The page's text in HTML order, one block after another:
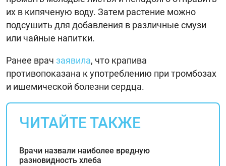
их в кипяченую воду. Затем растение можно
подсушить для добавления в различные смузи
или чайные напитки.
Ранее врач заявила, что крапива
противопоказана к употреблению при тромбозах
и ишемической болезни сердца.
ЧИТАЙТЕ ТАКЖЕ
Врачи назвали наиболее вредную
разновидность хлеба